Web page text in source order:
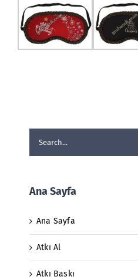
Ana Sayfa
Ana Sayfa
Atkı Al
Atkı Baskı